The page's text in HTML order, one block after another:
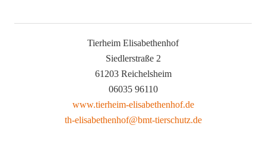
Tierheim Elisabethenhof
Siedlerstraße 2
61203 Reichelsheim
06035 96110
www.tierheim-elisabethenhof.de
th-elisabethenhof@bmt-tierschutz.de